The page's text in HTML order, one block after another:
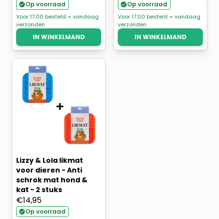
prijs
was:
€5,95.
prijs
is:
€4,16.
Op voorraad
Voor 17.00 besteld = vandaag
verzonden
IN WINKELMAND
Op voorraad
Voor 17.00 besteld = vandaag
verzonden
IN WINKELMAND
Lizzy & Lola likmat
voor dieren - Anti
schrok mat hond &
kat - 2 stuks
€14,95
Op voorraad